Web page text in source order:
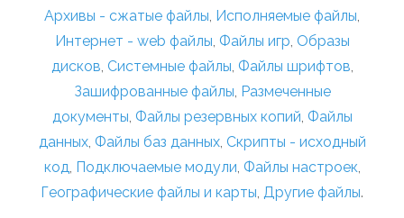
Архивы - сжатые файлы, Исполняемые файлы,
Интернет - web файлы, Файлы игр, Образы
дисков, Системные файлы, Файлы шрифтов,
Зашифрованные файлы, Размеченные
документы, Файлы резервных копий, Файлы
данных, Файлы баз данных, Скрипты - исходный
код, Подключаемые модули, Файлы настроек,
Географические файлы и карты, Другие файлы.